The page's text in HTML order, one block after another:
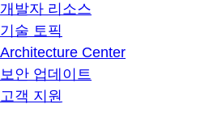
개발자 리소스
기술 토픽
Architecture Center
보안 업데이트
고객 지원